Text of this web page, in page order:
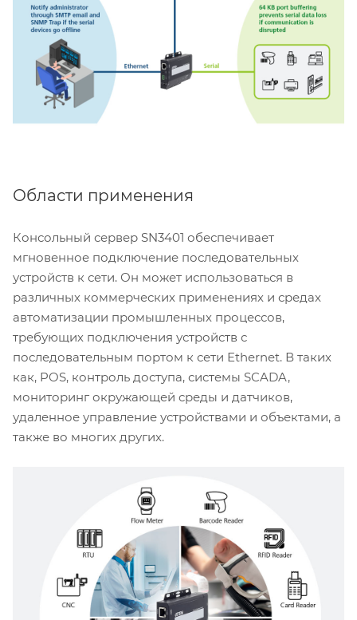
Области применения
Консольный сервер SN3401 обеспечивает
мгновенное подключение последовательных
устройств к сети. Он может использоваться в
различных коммерческих применениях и средах
автоматизации промышленных процессов,
требующих подключения устройств с
последовательным портом к сети Ethernet. В таких
как, POS, контроль доступа, системы SCADA,
мониторинг окружающей среды и датчиков,
удаленное управление устройствами и объектами, а
также во многих других.